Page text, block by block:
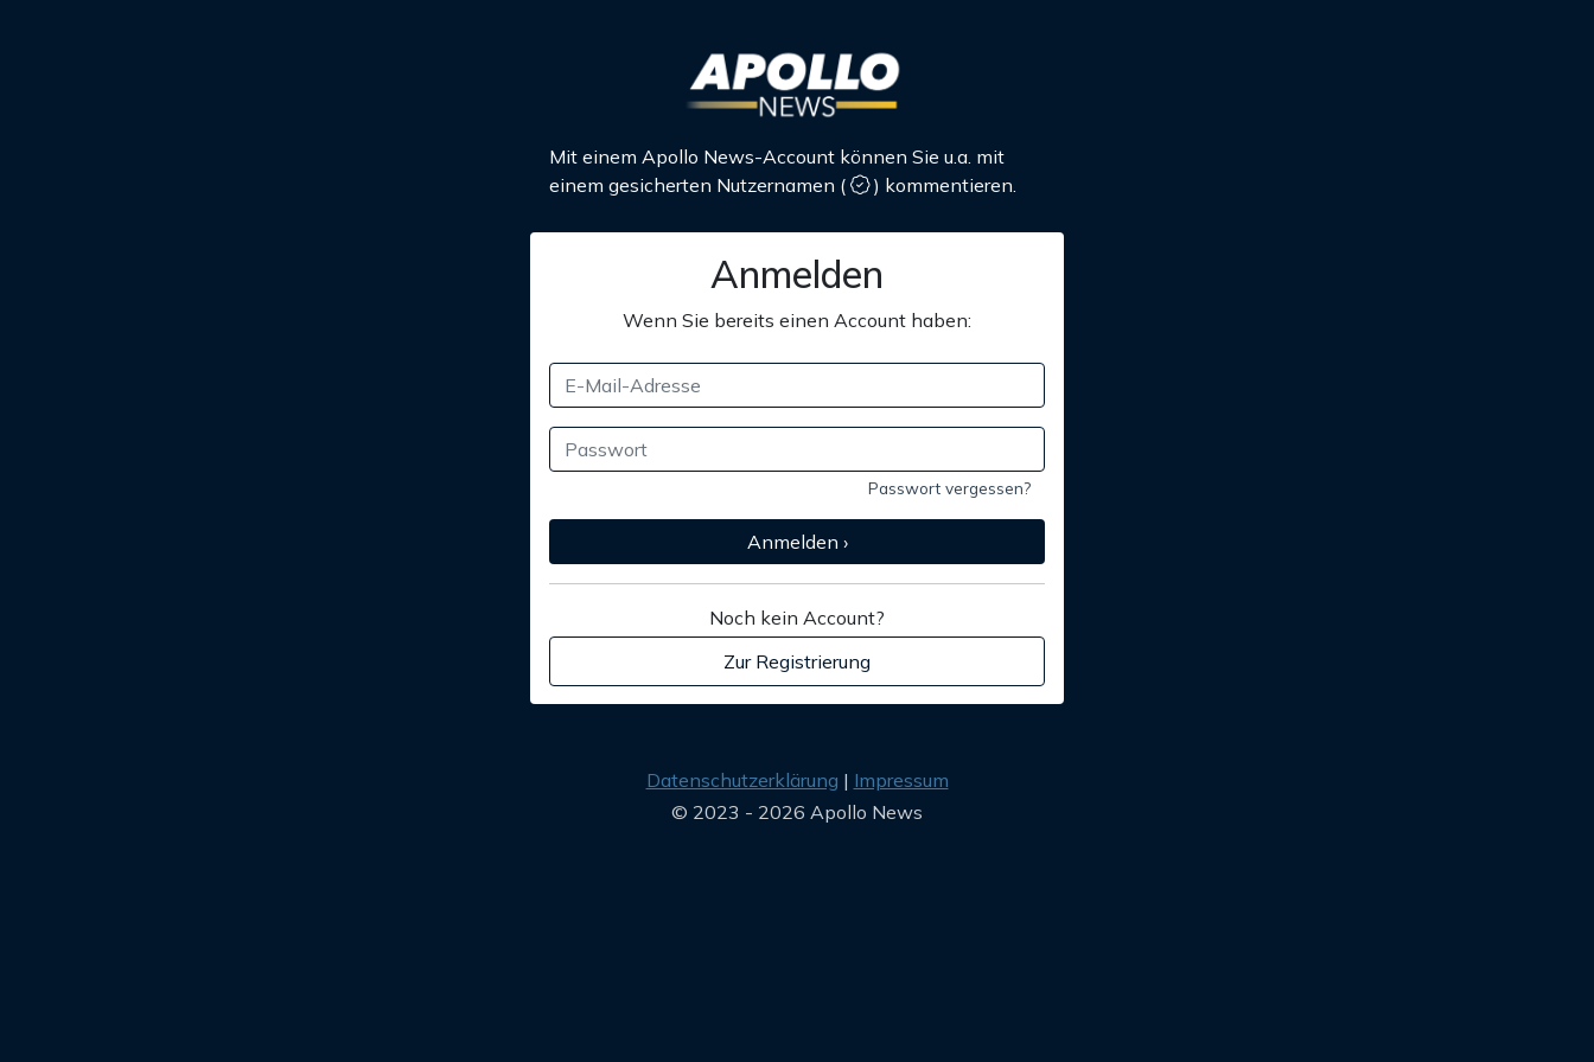
Mit einem Apollo News-Account können Sie u.a. mit
einem gesicherten Nutzernamen ( ) kommentieren.
Anmelden
Wenn Sie bereits einen Account haben:
Passwort vergessen?
Anmelden ›
Noch kein Account?
Zur Registrierung
Datenschutzerklärung
Impressum
© 2023 - 2026 Apollo News